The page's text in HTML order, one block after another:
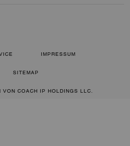
IMPRESSUM
SITEMAP
COACH IP HOLDINGS LLC.